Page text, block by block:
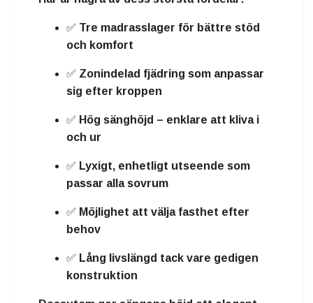
✅ Tre madrasslager för bättre stöd
och komfort
✅ Zonindelad fjädring som anpassar
sig efter kroppen
✅ Hög sänghöjd – enklare att kliva i
och ur
✅ Lyxigt, enhetligt utseende som
passar alla sovrum
✅ Möjlighet att välja fasthet efter
behov
✅ Lång livslängd tack vare gedigen
konstruktion